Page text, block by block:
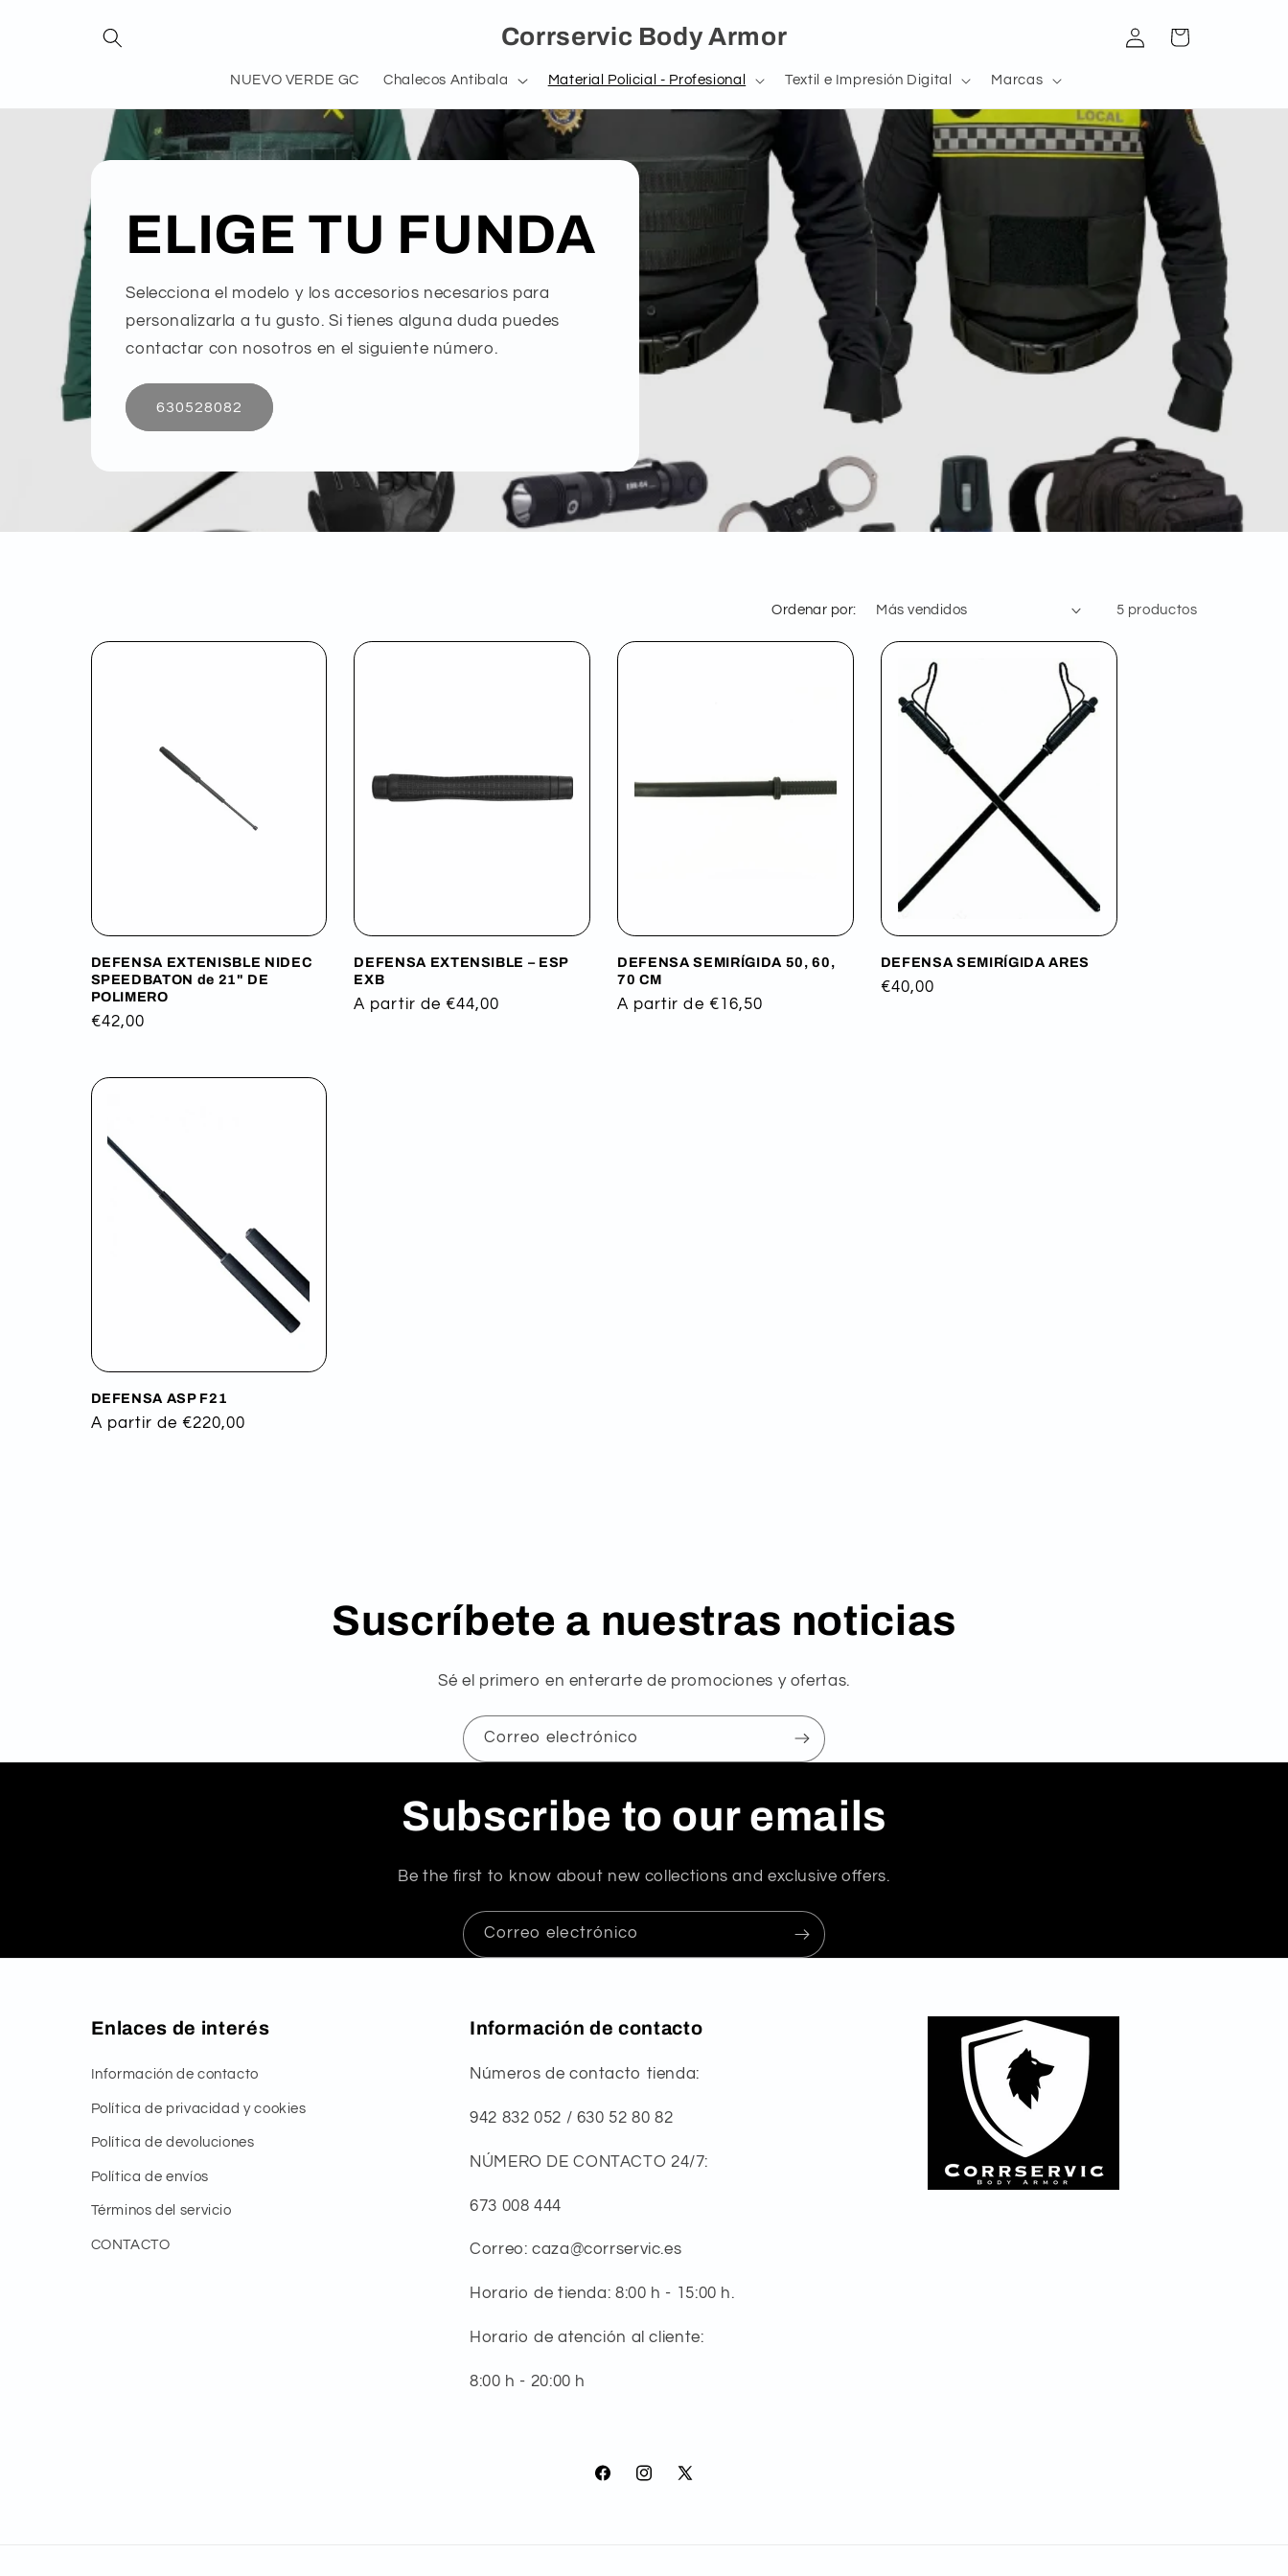
al contenido
Corrservic Body Armor
NUEVO VERDE GC Chalecos Antibala Material Policial - Profesional Textil e Impresión Digital Marcas
Iniciar
sesión
Carrito
ELIGE TU FUNDA
Selecciona el modelo y los accesorios necesarios para
personalizarla a tu gusto. Si tienes alguna duda puedes
contactar con nosotros en el siguiente número.
630528082
Ordenar por: 5 productos
DEFENSA EXTENISBLE NIDEC
SPEEDBATON de 21" DE
POLIMERO
Precio
€42,00
DEFENSA EXTENSIBLE – ESP
EXB
Precio
A partir de €44,00
DEFENSA SEMIRÍGIDA 50, 60,
70 CM
Precio
A partir de €16,50
DEFENSA SEMIRÍGIDA ARES
Precio
€40,00
DEFENSA ASP F21
Precio
A partir de €220,00
Suscríbete a nuestras noticias
Sé el primero en enterarte de promociones y ofertas.
Correo electrónico
Subscribe to our emails
Be the first to know about new collections and exclusive offers.
Correo electrónico
Enlaces de interés
Información de contacto
Política de privacidad y cookies
Política de devoluciones
Política de envíos
Términos del servicio
CONTACTO
Información de contacto
Números de contacto tienda:
942 832 052 / 630 52 80 82
NÚMERO DE CONTACTO 24/7:
673 008 444
Correo: caza@corrservic.es
Horario de tienda: 8:00 h - 15:00 h.
Horario de atención al cliente:
8:00 h - 20:00 h
FacebookInstagram
X